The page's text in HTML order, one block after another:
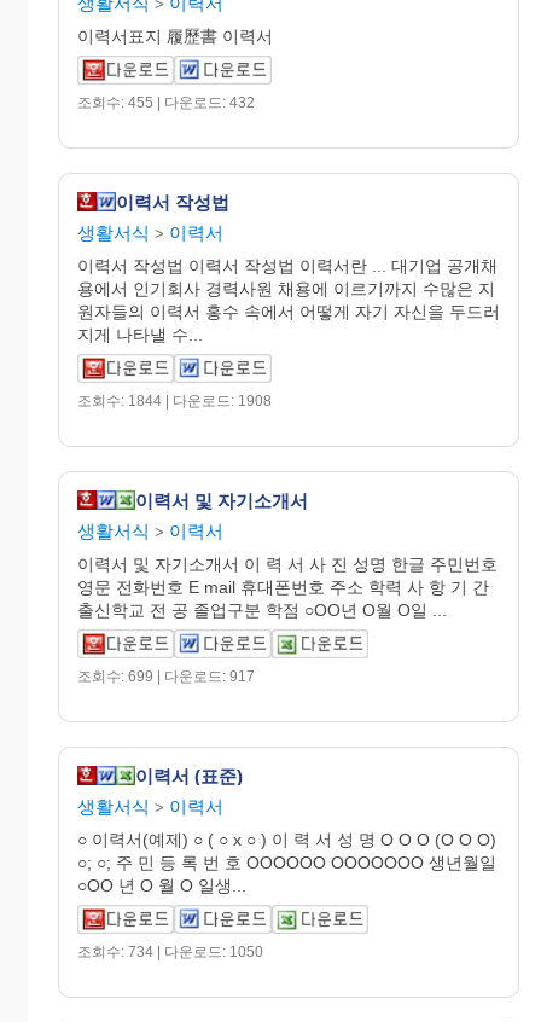
>
이력서표지 履歷書 이력서
조회수: 455 | 다운로드: 432
이력서 작성법
생활서식 > 이력서
이력서 작성법 이력서 작성법 이력서란 ... 대기업 공개채
용에서 인기회사 경력사원 채용에 이르기까지 수많은 지
원자들의 이력서 홍수 속에서 어떻게 자기 자신을 두드러
지게 나타낼 수...
조회수: 1844 | 다운로드: 1908
이력서 및 자기소개서
생활서식 > 이력서
이력서 및 자기소개서 이 력 서 사 진 성명 한글 주민번호
영문 전화번호 E mail 휴대폰번호 주소 학력 사 항 기 간
출신학교 전 공 졸업구분 학점 ○OO년 O월 O일 ...
조회수: 699 | 다운로드: 917
이력서 (표준)
생활서식 > 이력서
○ 이력서(예제) ○ ( ○ x ○ ) 이 력 서 성 명 O O O (O O O)
○; ○; 주 민 등 록 번 호 OOOOOO OOOOOOO 생년월일
○OO 년 O 월 O 일생...
조회수: 734 | 다운로드: 1050